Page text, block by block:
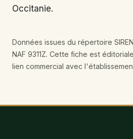
Occitanie.
Données issues du répertoire
NAF 9311Z. Cette fiche est
lien commercial avec